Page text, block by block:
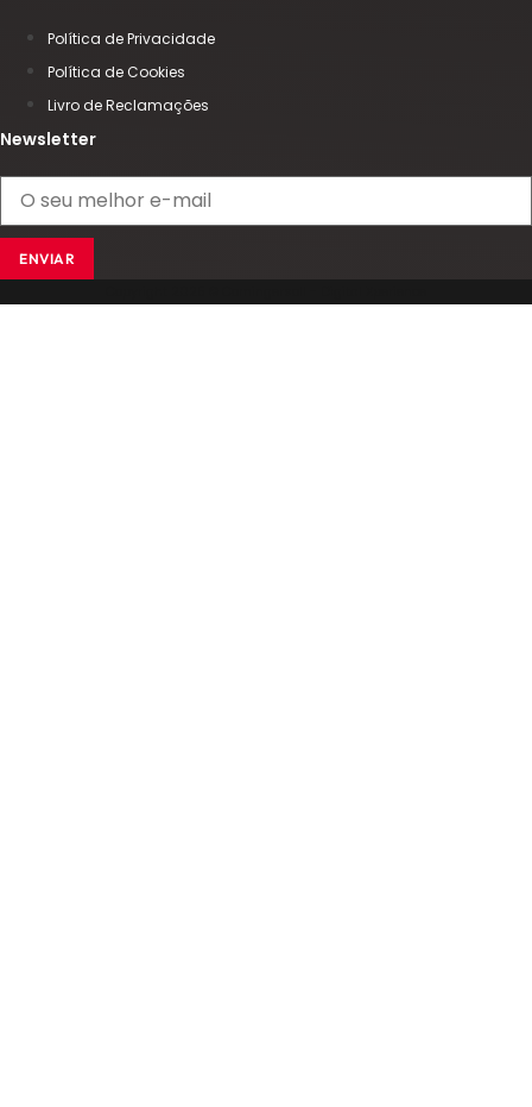
Política de Privacidade
Política de Cookies
Livro de Reclamações
Newsletter
ENVIAR